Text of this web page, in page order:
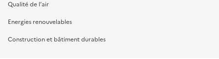
Qualité de l’air
Energies renouvelables
Construction et bâtiment durables